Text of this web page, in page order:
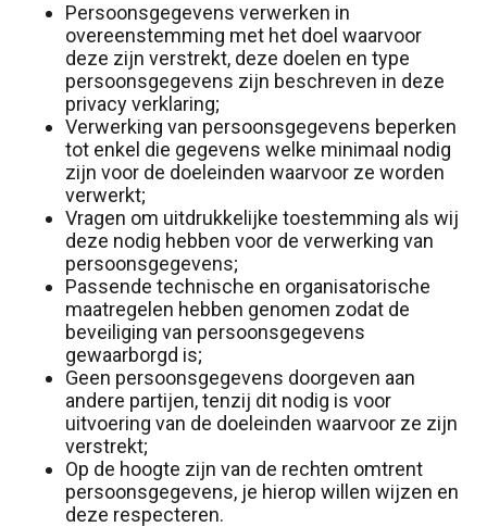
Persoonsgegevens verwerken in
overeenstemming met het doel waarvoor
deze zijn verstrekt, deze doelen en type
persoonsgegevens zijn beschreven in deze
privacy verklaring;
Verwerking van persoonsgegevens beperken
tot enkel die gegevens welke minimaal nodig
zijn voor de doeleinden waarvoor ze worden
verwerkt;
Vragen om uitdrukkelijke toestemming als wij
deze nodig hebben voor de verwerking van
persoonsgegevens;
Passende technische en organisatorische
maatregelen hebben genomen zodat de
beveiliging van persoonsgegevens
gewaarborgd is;
Geen persoonsgegevens doorgeven aan
andere partijen, tenzij dit nodig is voor
uitvoering van de doeleinden waarvoor ze zijn
verstrekt;
Op de hoogte zijn van de rechten omtrent
persoonsgegevens, je hierop willen wijzen en
deze respecteren.